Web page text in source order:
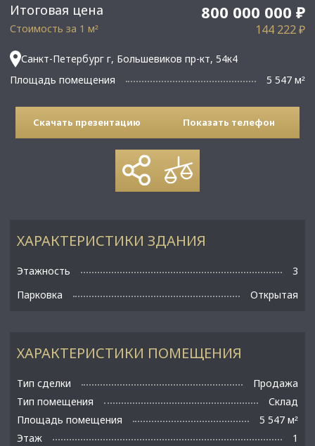
Итоговая цена 800 000 000 ₽
Стоимость за 1 м² 144 222 ₽
Санкт-Петербург г, Большевиков пр-кт, 54к4
Площадь помещения
5 547 м²
Скачать презентацию Показать телефон
ХАРАКТЕРИСТИКИ ПОМЕЩЕНИЯ
Тип сделки
Продажа
Тип помещения
Склад
Площадь помещения
5 547 м²
Этаж
1
ХАРАКТЕРИСТИКИ ЗДАНИЯ
Этажность
3
Парковка
Открытая